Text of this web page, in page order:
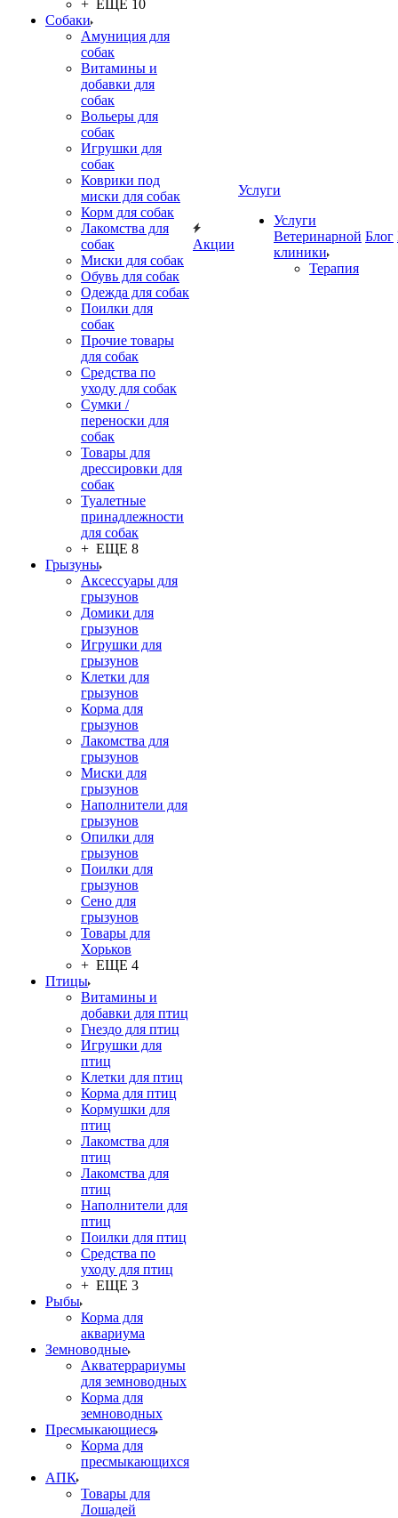
+ ЕЩЕ 10
Собаки
Амуниция для
собак
Витамины и
добавки для
собак
Вольеры для
собак
Игрушки для
собак
Коврики под
миски для собак
Корм для собак
Лакомства для
собак
Миски для собак
Обувь для собак
Одежда для собак
Поилки для
собак
Прочие товары
для собак
Средства по
уходу для собак
Сумки /
переноски для
собак
Товары для
дрессировки для
собак
Туалетные
принадлежности
для собак
+ ЕЩЕ 8
Грызуны
Аксессуары для
грызунов
Домики для
грызунов
Игрушки для
грызунов
Клетки для
грызунов
Корма для
грызунов
Лакомства для
грызунов
Миски для
грызунов
Наполнители для
грызунов
Опилки для
грызунов
Поилки для
грызунов
Сено для
грызунов
Товары для
Хорьков
+ ЕЩЕ 4
Птицы
Витамины и
добавки для птиц
Гнездо для птиц
Игрушки для
птиц
Клетки для птиц
Корма для птиц
Кормушки для
птиц
Лакомства для
птиц
Лакомства для
птиц
Наполнители для
птиц
Поилки для птиц
Средства по
уходу для птиц
+ ЕЩЕ 3
Рыбы
Корма для
аквариума
Земноводные
Акватеррариумы
для земноводных
Корма для
земноводных
Пресмыкающиеся
Корма для
пресмыкающихся
АПК
Товары для
Лошадей
Акции
Услуги
Услуги
Ветеринарной
клиники
Терапия
Блог